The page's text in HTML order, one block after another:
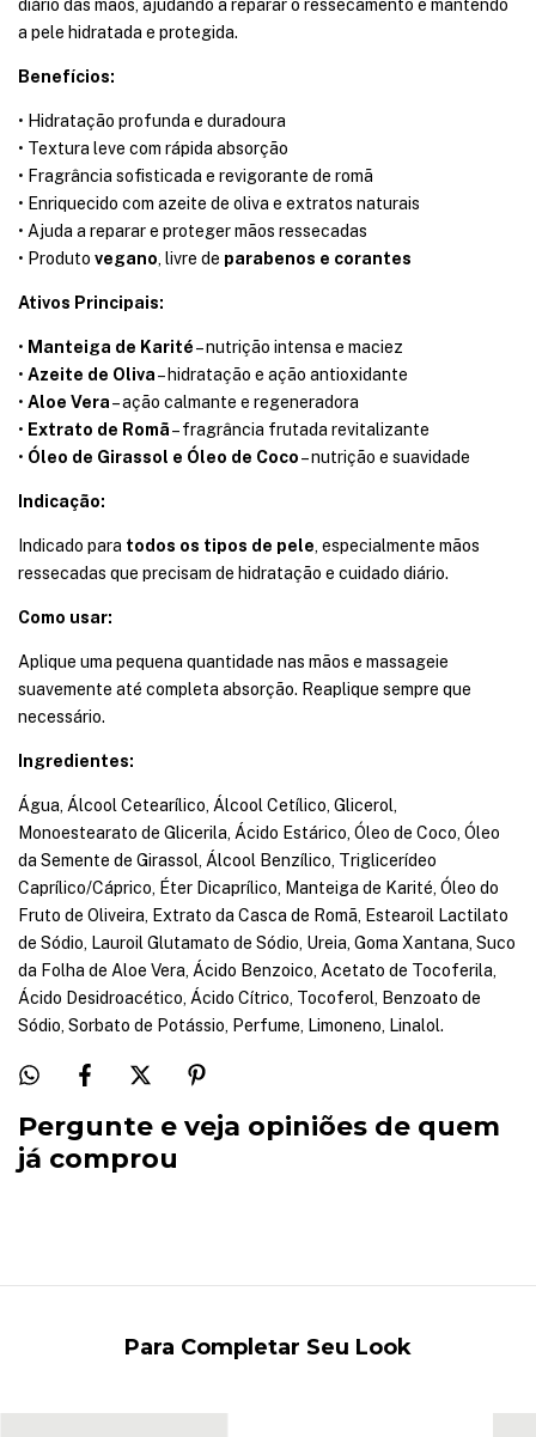
diário das mãos, ajudando a reparar o ressecamento e mantendo
a pele hidratada e protegida.
Benefícios:
• Hidratação profunda e duradoura
• Textura leve com rápida absorção
• Fragrância sofisticada e revigorante de romã
• Enriquecido com azeite de oliva e extratos naturais
• Ajuda a reparar e proteger mãos ressecadas
• Produto vegano, livre de parabenos e corantes
Ativos Principais:
• Manteiga de Karité– nutrição intensa e maciez
• Azeite de Oliva– hidratação e ação antioxidante
• Aloe Vera– ação calmante e regeneradora
• Extrato de Romã– fragrância frutada revitalizante
• Óleo de Girassol e Óleo de Coco– nutrição e suavidade
Indicação:
Indicado para todos os tipos de pele, especialmente mãos
ressecadas que precisam de hidratação e cuidado diário.
Como usar:
Aplique uma pequena quantidade nas mãos e massageie
suavemente até completa absorção. Reaplique sempre que
necessário.
Ingredientes:
Água, Álcool Cetearílico, Álcool Cetílico, Glicerol,
Monoestearato de Glicerila, Ácido Estárico, Óleo de Coco, Óleo
da Semente de Girassol, Álcool Benzílico, Triglicerídeo
Caprílico/Cáprico, Éter Dicaprílico, Manteiga de Karité, Óleo do
Fruto de Oliveira, Extrato da Casca de Romã, Estearoil Lactilato
de Sódio, Lauroil Glutamato de Sódio, Ureia, Goma Xantana, Suco
da Folha de Aloe Vera, Ácido Benzoico, Acetato de Tocoferila,
Ácido Desidroacético, Ácido Cítrico, Tocoferol, Benzoato de
Sódio, Sorbato de Potássio, Perfume, Limoneno, Linalol.
Pergunte e veja opiniões de quem
já comprou
Para Completar Seu Look